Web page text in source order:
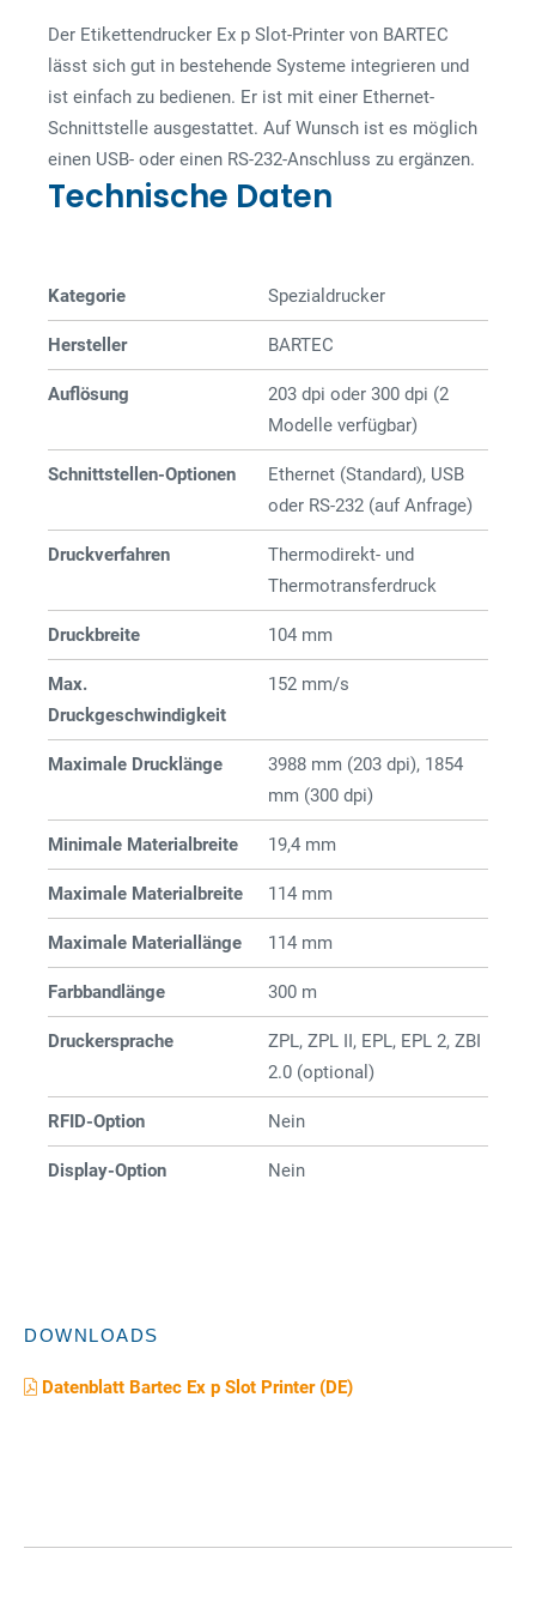
Der Etikettendrucker Ex p Slot-Printer von BARTEC
lässt sich gut in bestehende Systeme integrieren und
ist einfach zu bedienen. Er ist mit einer Ethernet-
Schnittstelle ausgestattet. Auf Wunsch ist es möglich
einen USB- oder einen RS-232-Anschluss zu ergänzen.
Technische Daten
Kategorie Spezial­drucker
Hersteller BARTEC
Auflösung
203 dpi oder 300 dpi (2
Modelle verfügbar)
Schnittstellen-Optionen
Ethernet (Standard), USB
oder RS-232 (auf Anfrage)
Druckverfahren
Thermodirekt- und
Thermotransferdruck
Druckbreite 104 mm
Max.
Druckgeschwindigkeit
152 mm/s
Maximale Drucklänge
3988 mm (203 dpi), 1854
mm (300 dpi)
Minimale Materialbreite 19,4 mm
Maximale Materialbreite 114 mm
Maximale Materiallänge 114 mm
Farbbandlänge 300 m
Druckersprache
ZPL, ZPL II, EPL, EPL 2, ZBI
2.0 (optional)
RFID-Option Nein
Display-Option Nein
DOWNLOADS
Datenblatt Bartec Ex p Slot Printer (DE)